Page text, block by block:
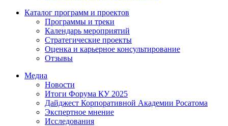
Каталог программ и проектов
Программы и треки
Календарь мероприятий
Стратегические проекты
Оценка и карьерное консультирование
Отзывы
Медиа
Новости
Итоги Форума КУ 2025
Дайджест Корпоративной Академии Росатома
Экспертное мнение
Исследования